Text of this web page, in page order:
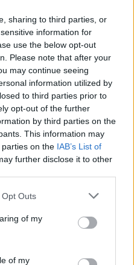
sharing to third parties, or
information for
use the below opt-out
Please note that after your
may continue seeing
information utilized by
to third parties prior to
opt-out of the further
by third parties on the
This information may
on the IAB’s List of
further disclose it to other
uses one or more Google
behaviour. You may click to
and its third-party tags to
purposes in below Google
Outs
of my
of my